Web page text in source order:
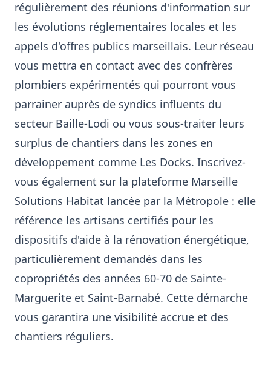
régulièrement des réunions d'information sur
les évolutions réglementaires locales et les
appels d'offres publics marseillais. Leur réseau
vous mettra en contact avec des confrères
plombiers expérimentés qui pourront vous
parrainer auprès de syndics influents du
secteur Baille-Lodi ou vous sous-traiter leurs
surplus de chantiers dans les zones en
développement comme Les Docks. Inscrivez-
vous également sur la plateforme Marseille
Solutions Habitat lancée par la Métropole : elle
référence les artisans certifiés pour les
dispositifs d'aide à la rénovation énergétique,
particulièrement demandés dans les
copropriétés des années 60-70 de Sainte-
Marguerite et Saint-Barnabé. Cette démarche
vous garantira une visibilité accrue et des
chantiers réguliers.